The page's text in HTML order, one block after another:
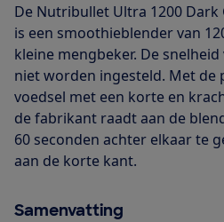
De Nutribullet Ultra 1200 Dark
is een smoothieblender van
kleine mengbeker. De
niet worden ingesteld. Met de
voedsel met een korte en
de fabrikant raadt aan de
60 seconden achter elkaar te
aan de korte kant.
Samenvatting